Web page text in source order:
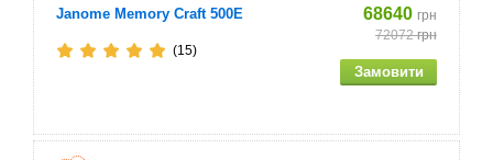
Janome Memory Craft 500E 68640 грн
72072грн
(15)